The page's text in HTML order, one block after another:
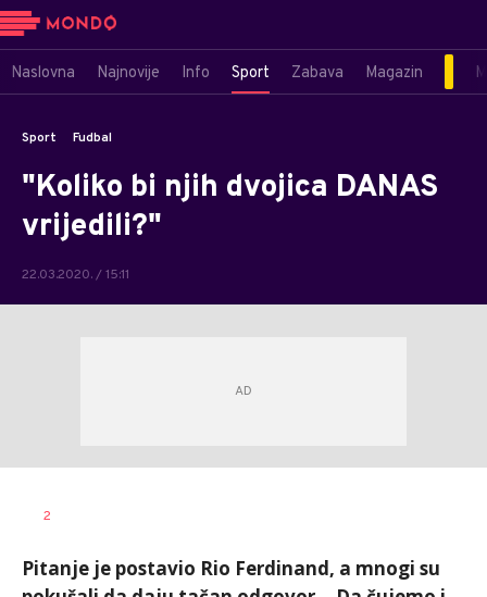
Naslovna Najnovije Info Sport Zabava Magazin
Sport Fudbal
"Koliko bi njih dvojica DANAS
vrijedili?"
22.03.2020. / 15:11
AUTOR
2
Pitanje je postavio Rio Ferdinand, a mnogi su